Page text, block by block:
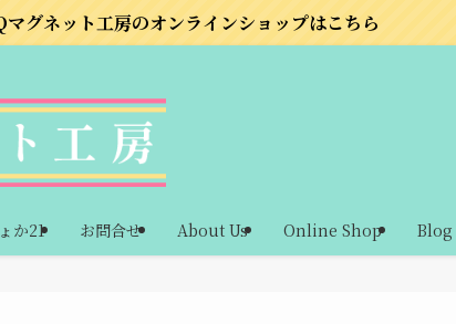
オンラインショップはこちら
か21 お問合せ About Us Online Shop Blog